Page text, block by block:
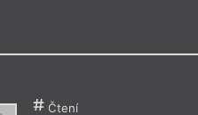
Čtení